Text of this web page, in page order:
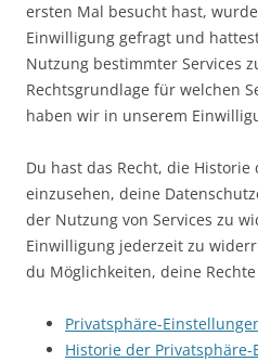
ersten Mal besucht hast,
Einwilligung gefragt und
Nutzung bestimmter Services
Rechtsgrundlage für welchen
haben wir in unserem
Du hast das Recht, die
einzusehen, deine
der Nutzung von Services zu
Einwilligung jederzeit zu
du Möglichkeiten, deine
Privatsphäre-
Historie der